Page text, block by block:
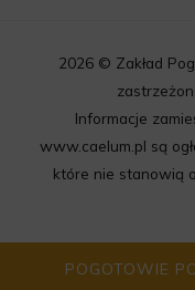
POGOTOWIE
2026 © Zakład
Informacje
www.caelum.pl są
które nie stanowią